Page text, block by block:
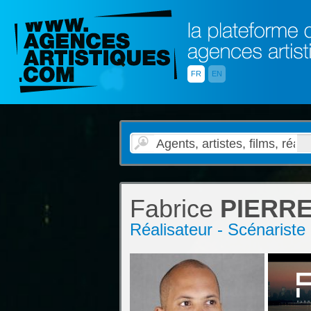
FR EN
Fabrice
Réalisateur - Scénariste